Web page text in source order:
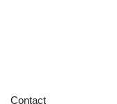
Contact